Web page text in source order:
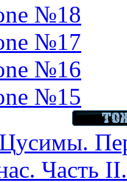
№18
№17
№16
№15
Часть